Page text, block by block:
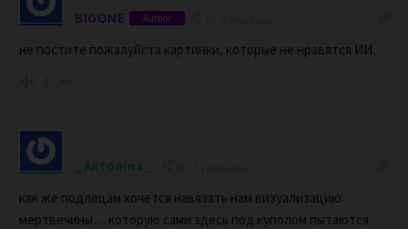
BIGONE Author
не постите пожалуйста картинки, которые не нравятся ИИ.
-1
_Antonina_
как же подлецам хочется навязать нам визуализацию
мертвечины… которую сами здесь под куполом пытаются